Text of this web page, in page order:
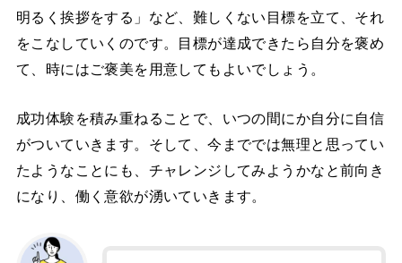
明るく挨拶をする」など、難しくない目標を立て、それ
をこなしていくのです。目標が達成できたら自分を褒め
て、時にはご褒美を用意してもよいでしょう。
成功体験を積み重ねることで、いつの間にか自分に自信
がついていきます。そして、今まででは無理と思ってい
たようなことにも、チャレンジしてみようかなと前向き
になり、働く意欲が湧いていきます。